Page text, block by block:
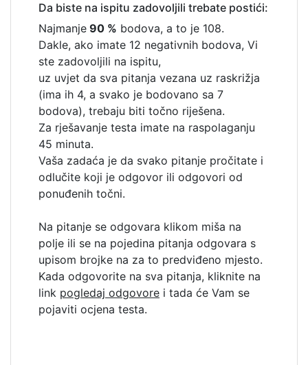
Da biste na ispitu zadovoljili trebate postići:
Najmanje 90 % bodova, a to je 108.
Dakle, ako imate 12 negativnih bodova, Vi
ste zadovoljili na ispitu,
uz uvjet da sva pitanja vezana uz raskrižja
(ima ih 4, a svako je bodovano sa 7
bodova), trebaju biti točno riješena.
Za rješavanje testa imate na raspolaganju
45 minuta.
Vaša zadaća je da svako pitanje pročitate i
odlučite koji je odgovor ili odgovori od
ponuđenih točni.
Na pitanje se odgovara klikom miša na
polje ili se na pojedina pitanja odgovara s
upisom brojke na za to predviđeno mjesto.
Kada odgovorite na sva pitanja, kliknite na
link pogledaj odgovore i tada će Vam se
pojaviti ocjena testa.